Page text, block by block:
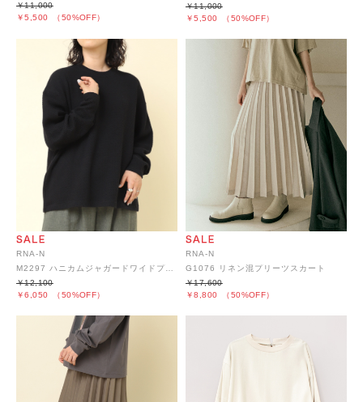
￥5,500 （50%OFF）
￥11,000
￥5,500 （50%OFF）
￥11,000
RNA-N
M2297 ハニカムジャガードワイドプルオーバー
￥6,050 （50%OFF）
￥12,100
RNA-N
G1076 リネン混プリーツスカート
￥8,800 （50%OFF）
￥17,600